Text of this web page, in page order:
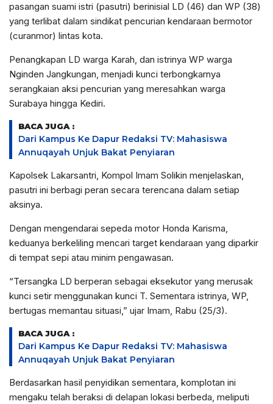
pasangan suami istri (pasutri) berinisial LD (46) dan WP (38)
yang terlibat dalam sindikat pencurian kendaraan bermotor
(curanmor) lintas kota.
Penangkapan LD warga Karah, dan istrinya WP warga
Nginden Jangkungan, menjadi kunci terbongkarnya
serangkaian aksi pencurian yang meresahkan warga
Surabaya hingga Kediri.
BACA JUGA :
Dari Kampus Ke Dapur Redaksi TV: Mahasiswa
Annuqayah Unjuk Bakat Penyiaran
Kapolsek Lakarsantri, Kompol Imam Solikin menjelaskan,
pasutri ini berbagi peran secara terencana dalam setiap
aksinya.
Dengan mengendarai sepeda motor Honda Karisma,
keduanya berkeliling mencari target kendaraan yang diparkir
di tempat sepi atau minim pengawasan.
“Tersangka LD berperan sebagai eksekutor yang merusak
kunci setir menggunakan kunci T. Sementara istrinya, WP,
bertugas memantau situasi,” ujar Imam, Rabu (25/3).
BACA JUGA :
Dari Kampus Ke Dapur Redaksi TV: Mahasiswa
Annuqayah Unjuk Bakat Penyiaran
Berdasarkan hasil penyidikan sementara, komplotan ini
mengaku telah beraksi di delapan lokasi berbeda, meliputi